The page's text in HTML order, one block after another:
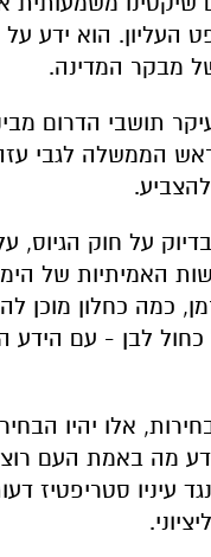
העליון. הוא ידע על
מבקר המדינה.
תושבי הדרום
ראש הממשלה לגבי
על חוק הגיוס,
האמיתיות של
כמה כחלון מוכן
כחול לבן - עם הידע
אלו יהיו
מה באמת העם
עיניו סטריפטיז